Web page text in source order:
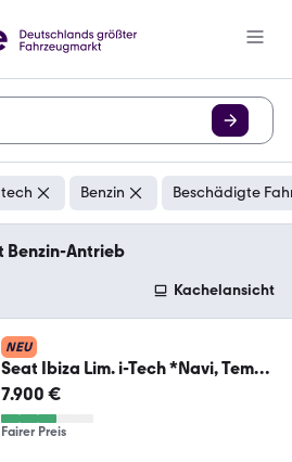
Benzin Beschädigte
Benzin-Antrieb
Kachelansicht
NEU
Seat Ibiza Lim. i-Tech *Navi, Temp,
SHZ, Steuerk NEU*
7.900 €
Fairer Preis